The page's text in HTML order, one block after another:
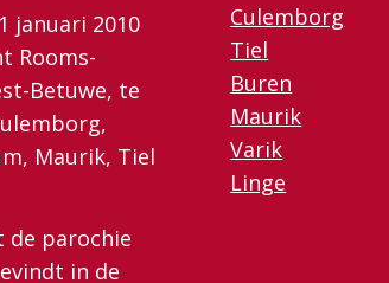
januari 2010
Rooms-
Betuwe, te
Maurik, Tiel
de parochie
in de
Culemborg
Tiel
Buren
Maurik
Varik
Linge